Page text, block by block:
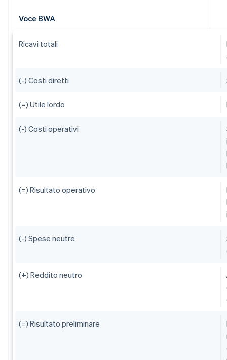
Voce BWA
Ricavi totali
(-) Costi diretti
(=) Utile lordo
(-) Costi operativi
(=) Risultato operativo
(-) Spese neutre
(+) Reddito neutro
(=) Risultato preliminare